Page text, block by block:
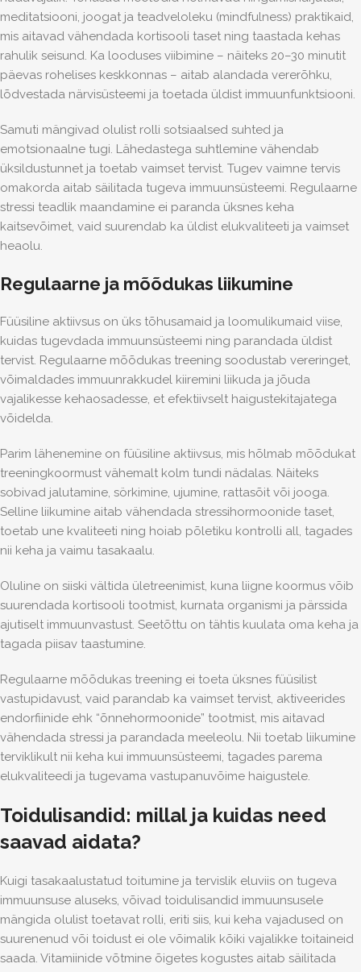
meditatsiooni, joogat ja teadveloleku (mindfulness) praktikaid,
mis aitavad vähendada kortisooli taset ning taastada kehas
rahulik seisund. Ka looduses viibimine – näiteks 20–30 minutit
päevas rohelises keskkonnas – aitab alandada vererõhku,
lõdvestada närvisüsteemi ja toetada üldist immuunfunktsiooni.
Samuti mängivad olulist rolli sotsiaalsed suhted ja
emotsionaalne tugi. Lähedastega suhtlemine vähendab
üksildustunnet ja toetab vaimset tervist. Tugev vaimne tervis
omakorda aitab säilitada tugeva immuunsüsteemi. Regulaarne
stressi teadlik maandamine ei paranda üksnes keha
kaitsevõimet, vaid suurendab ka üldist elukvaliteeti ja vaimset
heaolu.
Regulaarne ja mõõdukas liikumine
Füüsiline aktiivsus on üks tõhusamaid ja loomulikumaid viise,
kuidas tugevdada immuunsüsteemi ning parandada üldist
tervist. Regulaarne mõõdukas treening soodustab vereringet,
võimaldades immuunrakkudel kiiremini liikuda ja jõuda
vajalikesse kehaosadesse, et efektiivselt haigustekitajatega
võidelda.
Parim lähenemine on füüsiline aktiivsus, mis hõlmab mõõdukat
treeningkoormust vähemalt kolm tundi nädalas. Näiteks
sobivad jalutamine, sörkimine, ujumine, rattasõit või jooga.
Selline liikumine aitab vähendada stressihormoonide taset,
toetab une kvaliteeti ning hoiab põletiku kontrolli all, tagades
nii keha ja vaimu tasakaalu.
Oluline on siiski vältida ületreenimist, kuna liigne koormus võib
suurendada kortisooli tootmist, kurnata organismi ja pärssida
ajutiselt immuunvastust. Seetõttu on tähtis kuulata oma keha ja
tagada piisav taastumine.
Regulaarne mõõdukas treening ei toeta üksnes füüsilist
vastupidavust, vaid parandab ka vaimset tervist, aktiveerides
endorfiinide ehk “õnnehormoonide” tootmist, mis aitavad
vähendada stressi ja parandada meeleolu. Nii toetab liikumine
terviklikult nii keha kui immuunsüsteemi, tagades parema
elukvaliteedi ja tugevama vastupanuvõime haigustele.
Toidulisandid: millal ja kuidas need
saavad aidata?
Kuigi tasakaalustatud toitumine ja tervislik eluviis on tugeva
immuunsuse aluseks, võivad toidulisandid immuunsusele
mängida olulist toetavat rolli, eriti siis, kui keha vajadused on
suurenenud või toidust ei ole võimalik kõiki vajalikke toitaineid
saada. Vitamiinide võtmine õigetes kogustes aitab säilitada